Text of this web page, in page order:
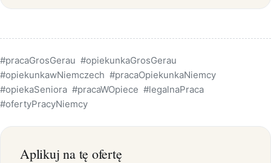
#pracaGrosGerau #opiekunkaGrosGerau
#opiekunkawNiemczech #pracaOpiekunkaNiemcy
#opiekaSeniora #pracaWOpiece #legalnaPraca
#ofertyPracyNiemcy
Aplikuj na tę ofertę